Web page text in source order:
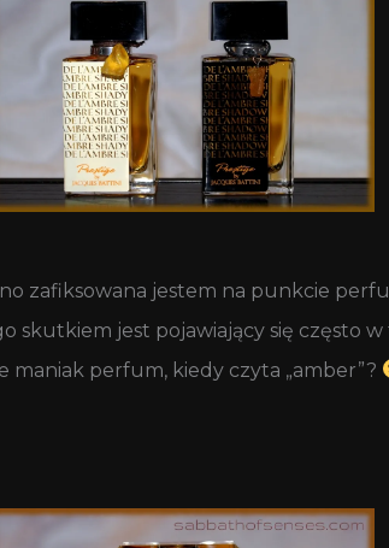
zafiksowana jestem na punkcie
jest pojawiający się często
maniak perfum, kiedy czyta „amber”?